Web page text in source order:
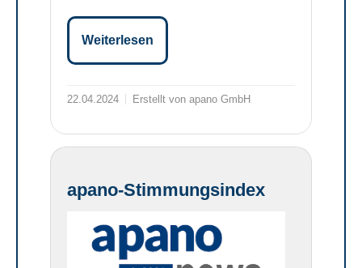
Weiterlesen
22.04.2024 Erstellt von apano GmbH
apano-Stimmungsindex